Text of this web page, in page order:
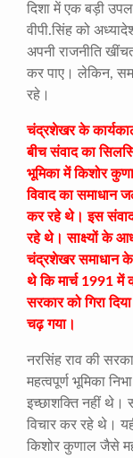
दिशा में एक बड़ी
वीपी.सिंह को
अपनी राजनीति
कर पाए। लेकिन,
रहे।
चंद्रशेखर के
बीच संवाद का
भूमिका में किशोर
विवाद का
कर रहे थे। इस संवाद
रहे थे। साक्ष्यों के
चंद्रशेखर समाधान
थे कि मार्च 1991 में
सरकार को गिरा
चढ़ गया।
नरसिंह राव की
महत्वपूर्ण भूमिका
इच्छाशक्ति नहीं थे।
विचार कर रहे थे।
किशोर कुणाल जैसे